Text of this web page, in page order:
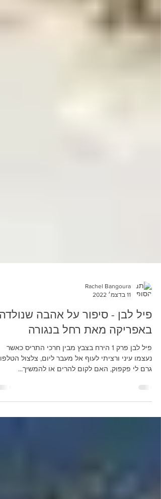
Rachel Bangoura
פיל לבן - סיפור על אהבה
באפריקה מאת רחל בנגורה
פיל לבן פרק 1 הירח בצבץ מבין חרכי התריס כאשר
נעצמו עיני ורציתי לעוף אל מעבר ליום, צלצול